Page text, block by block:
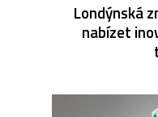
Londýnská
nabízet